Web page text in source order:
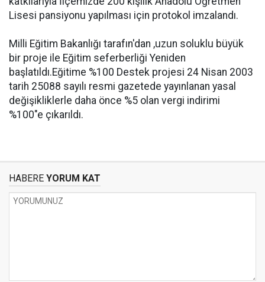
Lisesi pansiyonu yapılması için protokol imzalandı.
Milli Eğitim Bakanlığı tarafın'dan ,uzun soluklu büyük
bir proje ile Eğitim seferberliği Yeniden
başlatıldı.Eğitime %100 Destek projesi 24 Nisan 2003
tarih 25088 sayılı resmi gazetede yayınlanan yasal
değişikliklerle daha önce %5 olan vergi indirimi
%100"e çıkarıldı.
HABERE YORUM KAT